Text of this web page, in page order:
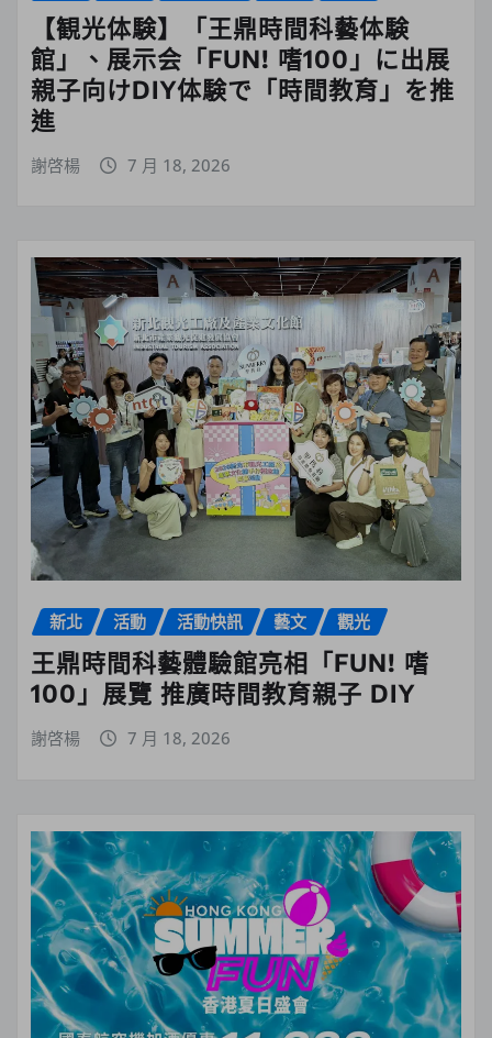
【観光体験】「王鼎時間科藝体験
館」、展示会「FUN! 嗜100」に出展
親子向けDIY体験で「時間教育」を推
進
謝啓楊 7 月 18, 2026
新北 活動 活動快訊 藝文 觀光
王鼎時間科藝體驗館亮相「FUN! 嗜
100」展覽 推廣時間教育親子 DIY
謝啓楊 7 月 18, 2026